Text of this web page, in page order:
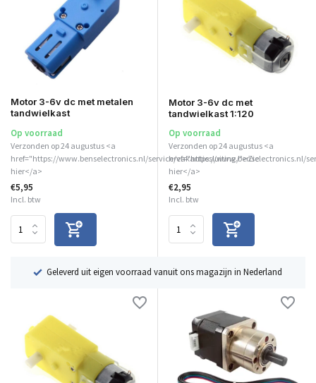
Motor 3-6v dc met metalen
tandwielkast
Op voorraad
Verzonden op 24 augustus <a
href="https://www.benselectronics.nl/service/vakantiesluiting/">Zie
hier</a>
€5,95
Incl. btw
Motor 3-6v dc met
tandwielkast 1:120
Op voorraad
Verzonden op 24 augustus <a
href="https://www.benselectronics.nl/
hier</a>
€2,95
Incl. btw
Geleverd uit eigen voorraad vanuit ons magazijn in Nederland